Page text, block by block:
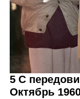
5 С
Октябрь